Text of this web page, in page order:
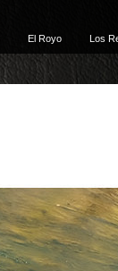
El Royo Los